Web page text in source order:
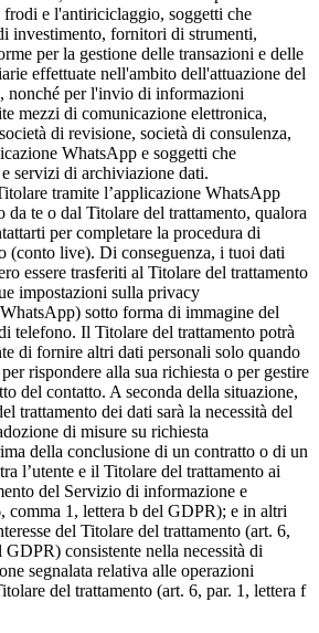
frodi e l'antiriciclaggio, soggetti che
investimento, fornitori di strumenti,
per la gestione delle transazioni e delle
effettuate nell'ambito dell'attuazione del
nonché per l'invio di informazioni
mezzi di comunicazione elettronica,
di revisione, società di consulenza,
WhatsApp e soggetti che
servizi di archiviazione dati.
tramite l’applicazione WhatsApp
da te o dal Titolare del trattamento, qualora
per completare la procedura di
(conto live). Di conseguenza, i tuoi dati
essere trasferiti al Titolare del trattamento
impostazioni sulla privacy
sotto forma di immagine del
telefono. Il Titolare del trattamento potrà
di fornire altri dati personali solo quando
rispondere alla sua richiesta o per gestire
del contatto. A seconda della situazione,
trattamento dei dati sarà la necessità del
di misure su richiesta
della conclusione di un contratto o di un
l’utente e il Titolare del trattamento ai
del Servizio di informazione e
comma 1, lettera b del GDPR); e in altri
del Titolare del trattamento (art. 6,
GDPR) consistente nella necessità di
segnalata relativa alle operazioni
del trattamento (art. 6, par. 1, lettera f